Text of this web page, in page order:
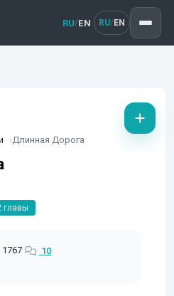
RU/EN RU/ EN
Длинная Дорога
главы
1767
10